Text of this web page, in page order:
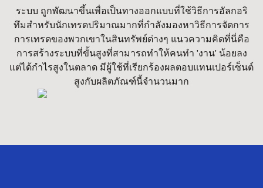
ระบบ ถูกพัฒนาขึ้นเพื่อเป็นทางออกแบบที่ใช้วิธีการอัลกอริ
ทึมสำหรับนักเทรดปริมาณมากที่กำลังมองหาวิธีการจัดการ
การเทรดของพวกเขาในสินทรัพย์ต่างๆ แนวความคิดที่นี่คือ
การสร้างระบบที่ขั้นสูงที่สามารถทำให้คนทำ 'งาน' น้อยลง
แต่ได้กำไรสูงในตลาด มีผู้ใช้ที่เรียกร้องผลตอบแทนเปอร์เซ็นต์
สูงกับผลิตภัณฑ์นี้จำนวนมาก